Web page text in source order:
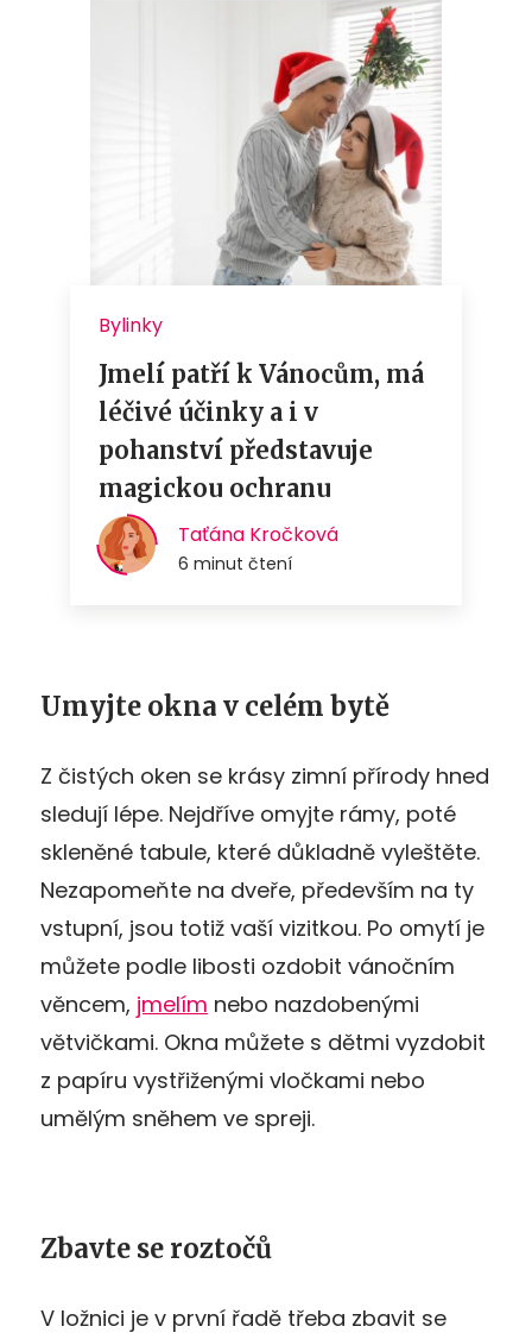
Umyjte okna v celém bytě
Z čistých oken se krásy zimní přírody hned
sledují lépe. Nejdříve omyjte rámy, poté
skleněné tabule, které důkladně vyleštěte.
Nezapomeňte na dveře, především na ty
vstupní, jsou totiž vaší vizitkou. Po omytí je
můžete podle libosti ozdobit vánočním
věncem, jmelím nebo nazdobenými
větvičkami. Okna můžete s dětmi vyzdobit
z papíru vystřiženými vločkami nebo
umělým sněhem ve spreji.
Zbavte se roztočů
V ložnici je v první řadě třeba zbavit se